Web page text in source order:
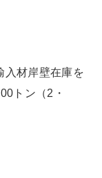
材岸壁在庫を
トン（2・